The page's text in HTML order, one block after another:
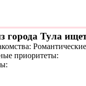
города Тула
приоритеты: